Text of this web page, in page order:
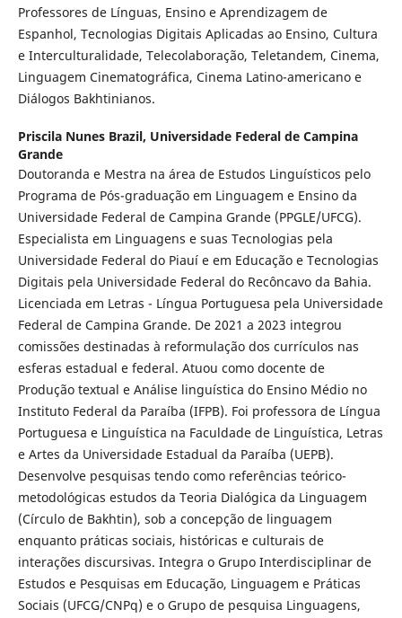
Professores de Línguas, Ensino e Aprendizagem de
Espanhol, Tecnologias Digitais Aplicadas ao Ensino, Cultura
e Interculturalidade, Telecolaboração, Teletandem, Cinema,
Linguagem Cinematográfica, Cinema Latino-americano e
Diálogos Bakhtinianos.
Priscila Nunes Brazil, Universidade Federal de Campina
Grande
Doutoranda e Mestra na área de Estudos Linguísticos pelo
Programa de Pós-graduação em Linguagem e Ensino da
Universidade Federal de Campina Grande (PPGLE/UFCG).
Especialista em Linguagens e suas Tecnologias pela
Universidade Federal do Piauí e em Educação e Tecnologias
Digitais pela Universidade Federal do Recôncavo da Bahia.
Licenciada em Letras - Língua Portuguesa pela Universidade
Federal de Campina Grande. De 2021 a 2023 integrou
comissões destinadas à reformulação dos currículos nas
esferas estadual e federal. Atuou como docente de
Produção textual e Análise linguística do Ensino Médio no
Instituto Federal da Paraíba (IFPB). Foi professora de Língua
Portuguesa e Linguística na Faculdade de Linguística, Letras
e Artes da Universidade Estadual da Paraíba (UEPB).
Desenvolve pesquisas tendo como referências teórico-
metodológicas estudos da Teoria Dialógica da Linguagem
(Círculo de Bakhtin), sob a concepção de linguagem
enquanto práticas sociais, históricas e culturais de
interações discursivas. Integra o Grupo Interdisciplinar de
Estudos e Pesquisas em Educação, Linguagem e Práticas
Sociais (UFCG/CNPq) e o Grupo de pesquisa Linguagens,